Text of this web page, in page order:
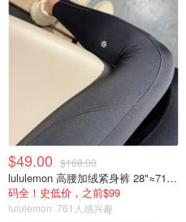
$49.00 $168.00
lululemon 高腰加绒紧身裤 28"≈71cm 5个口袋
码全！史低价，之前$99
lululemon 761人感兴趣